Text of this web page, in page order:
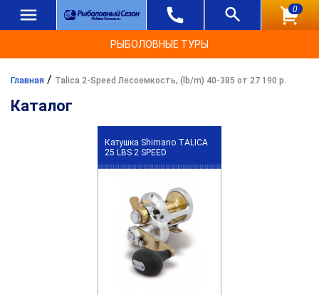
0
РЫБОЛОВНЫЕ ТУРЫ
Главная / Talica 2-Speed Лесоемкость, (lb/m) 40-385 от 27 190 р.
Каталог
Катушка Shimano TALICA
25 LBS 2 SPEED